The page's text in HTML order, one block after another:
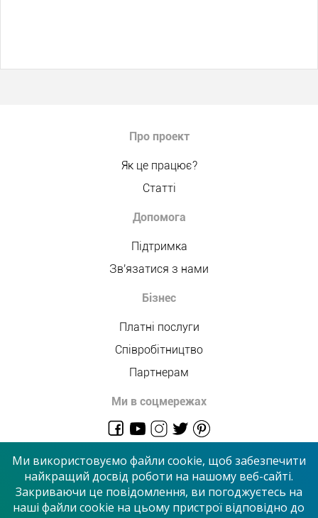
Про проект
Як це працює?
Статті
Допомога
Підтримка
Зв'язатися з нами
Бізнес
Платні послуги
Співробітництво
Партнерам
Ми в соцмережах
© 2026 “Сервісний центр”
Ми використовуємо файли cookie, щоб забезпечити
найкращий досвід роботи на нашому веб-сайті.
Закриваючи це повідомлення, ви погоджуєтесь на
наші файли cookie на цьому пристрої відповідно до